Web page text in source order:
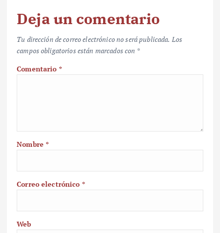
Deja un comentario
Tu dirección de correo electrónico no será publicada. Los
campos obligatorios están marcados con *
Comentario *
Nombre*
Correo electrónico *
Web